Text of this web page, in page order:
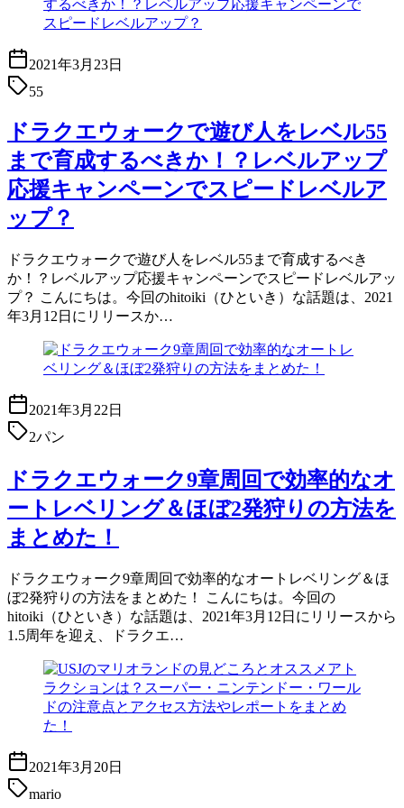
2021年3月23日
55
ドラクエウォークで遊び人をレベル55
まで育成するべきか！？レベルアップ
応援キャンペーンでスピードレベルア
ップ？
ドラクエウォークで遊び人をレベル55まで育成するべき
か！？レベルアップ応援キャンペーンでスピードレベルアッ
プ？ こんにちは。今回のhitoiki（ひといき）な話題は、2021
年3月12日にリリースか…
2021年3月22日
2パン
ドラクエウォーク9章周回で効率的なオ
ートレベリング＆ほぼ2発狩りの方法を
まとめた！
ドラクエウォーク9章周回で効率的なオートレベリング＆ほ
ぼ2発狩りの方法をまとめた！ こんにちは。今回の
hitoiki（ひといき）な話題は、2021年3月12日にリリースから
1.5周年を迎え、ドラクエ…
2021年3月20日
mario